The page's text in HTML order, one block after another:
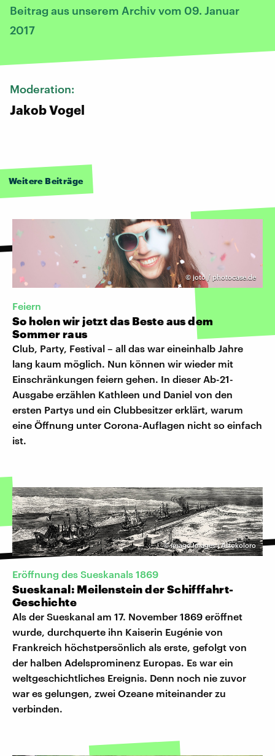
Beitrag aus unserem Archiv vom 09. Januar
2017
Moderation:
Jakob Vogel
Weitere Beiträge
©joto / photocase.de
Feiern
So holen wir jetzt das Beste aus dem
Sommer raus
Club, Party, Festival – all das war eineinhalb Jahre
lang kaum möglich. Nun können wir wieder mit
Einschränkungen feiern gehen. In dieser Ab-21-
Ausgabe erzählen Kathleen und Daniel von den
ersten Partys und ein Clubbesitzer erklärt, warum
eine Öffnung unter Corona-Auflagen nicht so einfach
ist.
©imago images | Artokoloro
Eröffnung des Sueskanals 1869
Sueskanal: Meilenstein der Schifffahrt-
Geschichte
Als der Sueskanal am 17. November 1869 eröffnet
wurde, durchquerte ihn Kaiserin Eugénie von
Frankreich höchstpersönlich als erste, gefolgt von
der halben Adelsprominenz Europas. Es war ein
weltgeschichtliches Ereignis. Denn noch nie zuvor
war es gelungen, zwei Ozeane miteinander zu
verbinden.